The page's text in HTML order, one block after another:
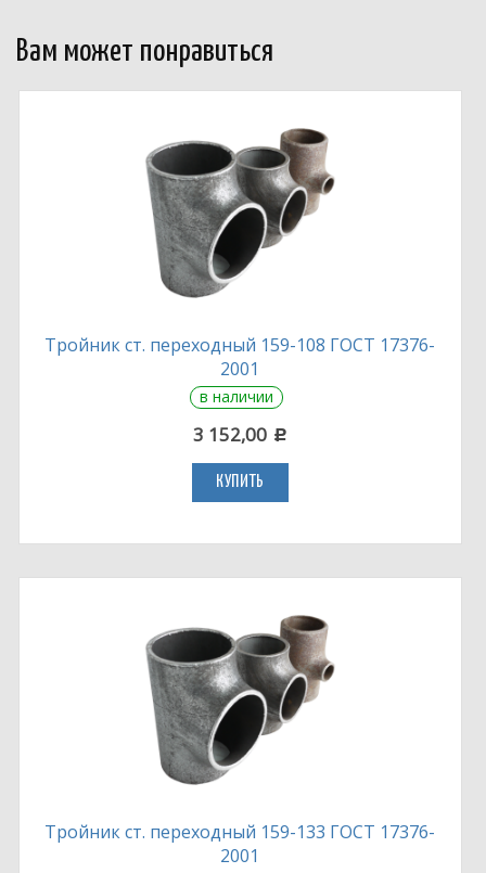
Вам может понравиться
Тройник ст. переходный 159-108 ГОСТ 17376-
2001
в наличии
3 152,00 c
КУПИТЬ
Тройник ст. переходный 159-133 ГОСТ 17376-
2001